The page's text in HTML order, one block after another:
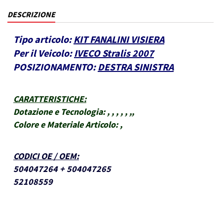
DESCRIZIONE
Tipo articolo: KIT FANALINI VISIERA
Per il Veicolo: IVECO Stralis 2007
POSIZIONAMENTO: DESTRA SINISTRA
CARATTERISTICHE:
Dotazione e Tecnologia: , , , , , ,,
Colore e Materiale Articolo: ,
CODICI OE / OEM:
504047264 + 504047265
52108559